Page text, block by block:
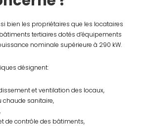
bien les propriétaires que les locataires
tertiaires dotés d’équipements
nominale supérieure à 290 kW.
désignent:
et ventilation des locaux,
chaude sanitaire,
de contrôle des bâtiments,